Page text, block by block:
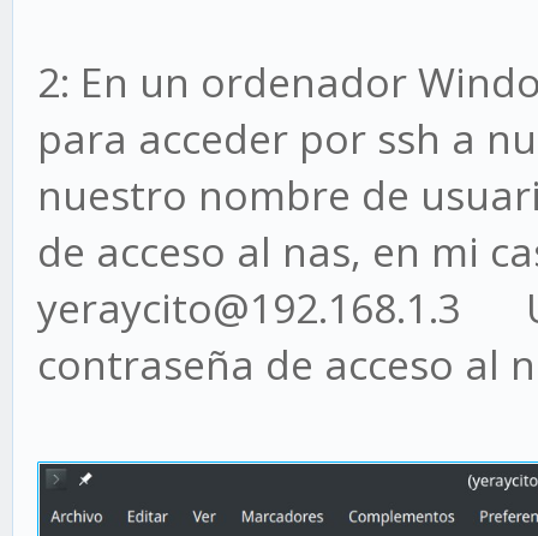
2: En un ordenador
para acceder por ssh a
nuestro nombre de
de acceso al nas, en mi
yeraycito@192.168.1.3
contraseña de acceso al